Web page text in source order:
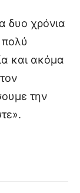
δυο χρόνια
πολύ
και ακόμα
την